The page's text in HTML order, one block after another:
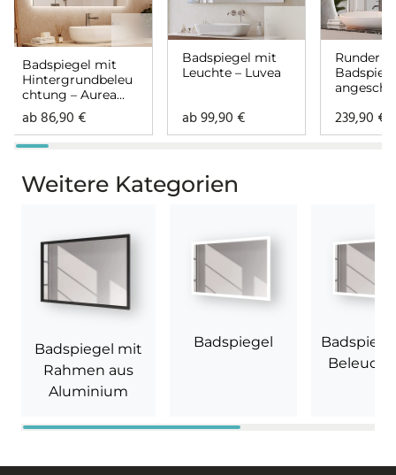
Badspiegel mit
Hintergrundbeleu
chtung – Aurea
rundherum
ab86,90€
Badspiegel mit
Leuchte – Luvea
ab99,90€
Runder
– Noemi
239,90€
Weitere Kategorien
Badspiegel mit
Rahmen aus
Aluminium
Badspiegel